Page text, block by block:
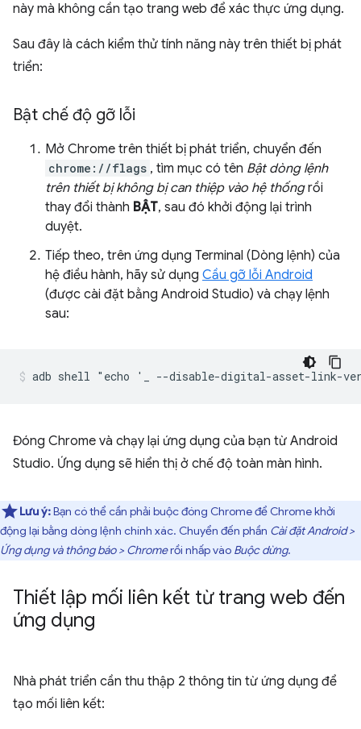
này mà không cần tạo trang web để xác thực ứng dụng.
Sau đây là cách kiểm thử tính năng này trên thiết bị phát
triển:
Bật chế độ gỡ lỗi
Mở Chrome trên thiết bị phát triển, chuyển đến
chrome://flags , tìm mục có tên Bật dòng lệnh
trên thiết bị không bị can thiệp vào hệ thốngrồi
thay đổi thành BẬT, sau đó khởi động lại trình
duyệt.
Tiếp theo, trên ứng dụng Terminal (Dòng lệnh) của
hệ điều hành, hãy sử dụng Cầu gỡ lỗi Android
(được cài đặt bằng Android Studio) và chạy lệnh
sau:
Đóng Chrome và chạy lại ứng dụng của bạn từ Android
Studio. Ứng dụng sẽ hiển thị ở chế độ toàn màn hình.
Lưu ý:Bạn có thể cần phải buộc đóng Chrome để Chrome khởi
động lại bằng dòng lệnh chính xác. Chuyển đến phần Cài đặt Android >
Ứng dụng và thông báo > Chromerồi nhấp vào Buộc dừng.
Thiết lập mối liên kết từ trang web đến
ứng dụng
Nhà phát triển cần thu thập 2 thông tin từ ứng dụng để
tạo mối liên kết: